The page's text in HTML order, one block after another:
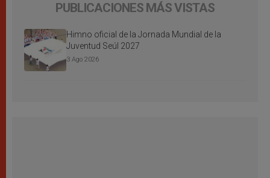
PUBLICACIONES MÁS VISTAS
Himno oficial de la Jornada Mundial de la
Juventud Seúl 2027
3 Ago 2026